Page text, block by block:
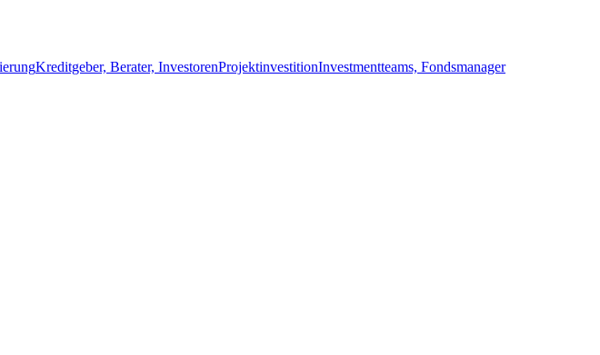
Kreditgeber, Berater, InvestorenProjektinvestitionInvestmentteams, Fondsmanager